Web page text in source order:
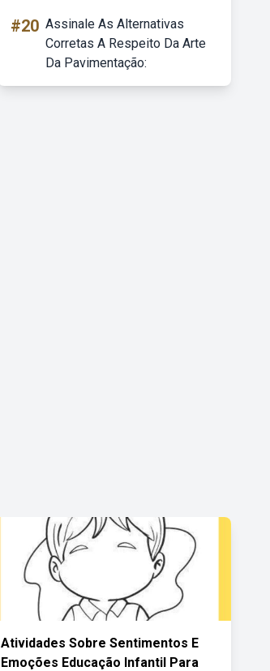
#20 Assinale As Alternativas
Corretas A Respeito Da Arte
Da Pavimentação:
Atividades Sobre Sentimentos E
Emoções Educação Infantil Para